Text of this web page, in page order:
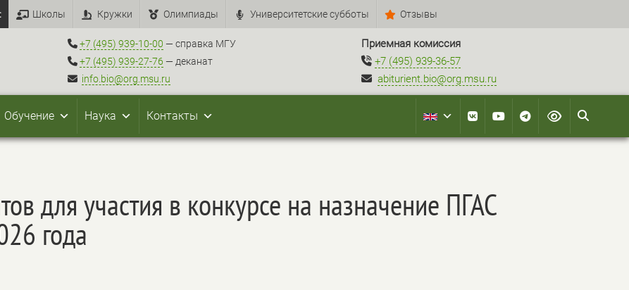
Школы Кружки Олимпиады Университетские субботы Отзывы
+7 (495) 939-10-00 — справка МГУ
+7 (495) 939-27-76 — деканат
info.bio@org.msu.ru
Приемная комиссия
+7 (495) 939-36-57
abiturient.bio@org.msu.ru
Обучение Наука Контакты
для участия в конкурсе на назначение ПГАС
года